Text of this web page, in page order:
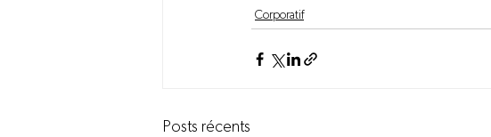
Corporatif
Posts récents